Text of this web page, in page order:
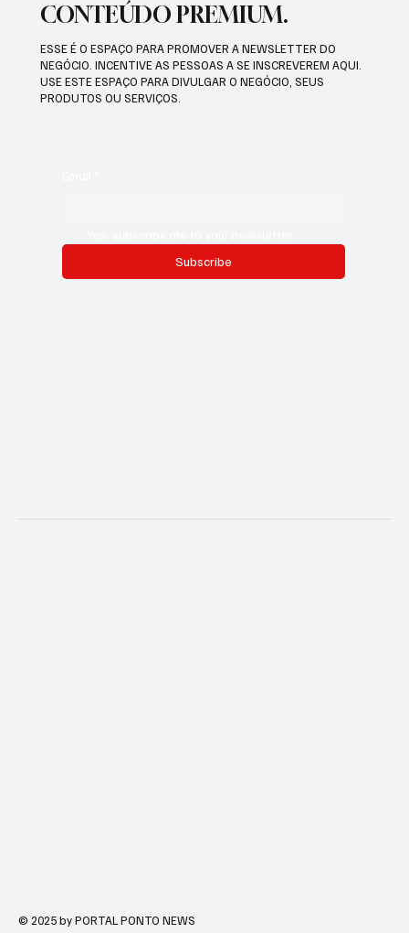
CONTEÚDO PREMIUM.
ESSE É O ESPAÇO PARA PROMOVER A NEWSLETTER DO
NEGÓCIO. INCENTIVE AS PESSOAS A SE INSCREVEREM AQUI.
USE ESTE ESPAÇO PARA DIVULGAR O NEGÓCIO, SEUS
PRODUTOS OU SERVIÇOS.
Subscribe
© 2025 by PORTAL PONTO NEWS